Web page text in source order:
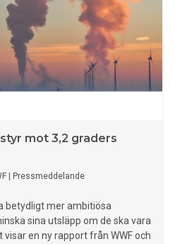
mot 3,2 graders
Pressmeddelande
betydligt mer ambitiösa
sina utsläpp om de ska vara
en ny rapport från WWF och